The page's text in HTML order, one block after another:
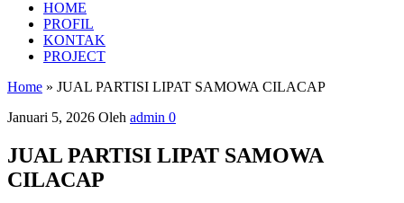
HOME
PROFIL
KONTAK
PROJECT
Home » JUAL PARTISI LIPAT SAMOWA CILACAP
Januari 5, 2026 Oleh admin 0
JUAL PARTISI LIPAT SAMOWA
CILACAP